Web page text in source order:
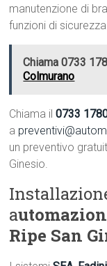
manutenzione di
funzioni di
Chiama 0733
Colmurano
Chiama il0733
a
un preventivo
Ginesio.
a
Ripe San